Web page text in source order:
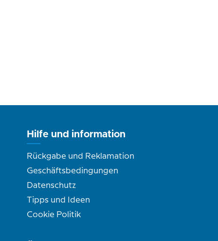
Hilfe und information
Rückgabe und Reklamation
Geschäftsbedingungen
Datenschutz
Tipps und Ideen
Cookie Politik